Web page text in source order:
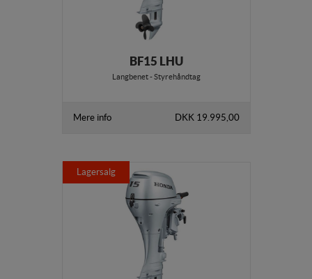
BF15 LHU
Langbenet - Styrehåndtag
Mere info DKK 19.995,00
Lagersalg